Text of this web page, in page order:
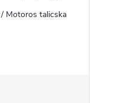
Motoros talicska